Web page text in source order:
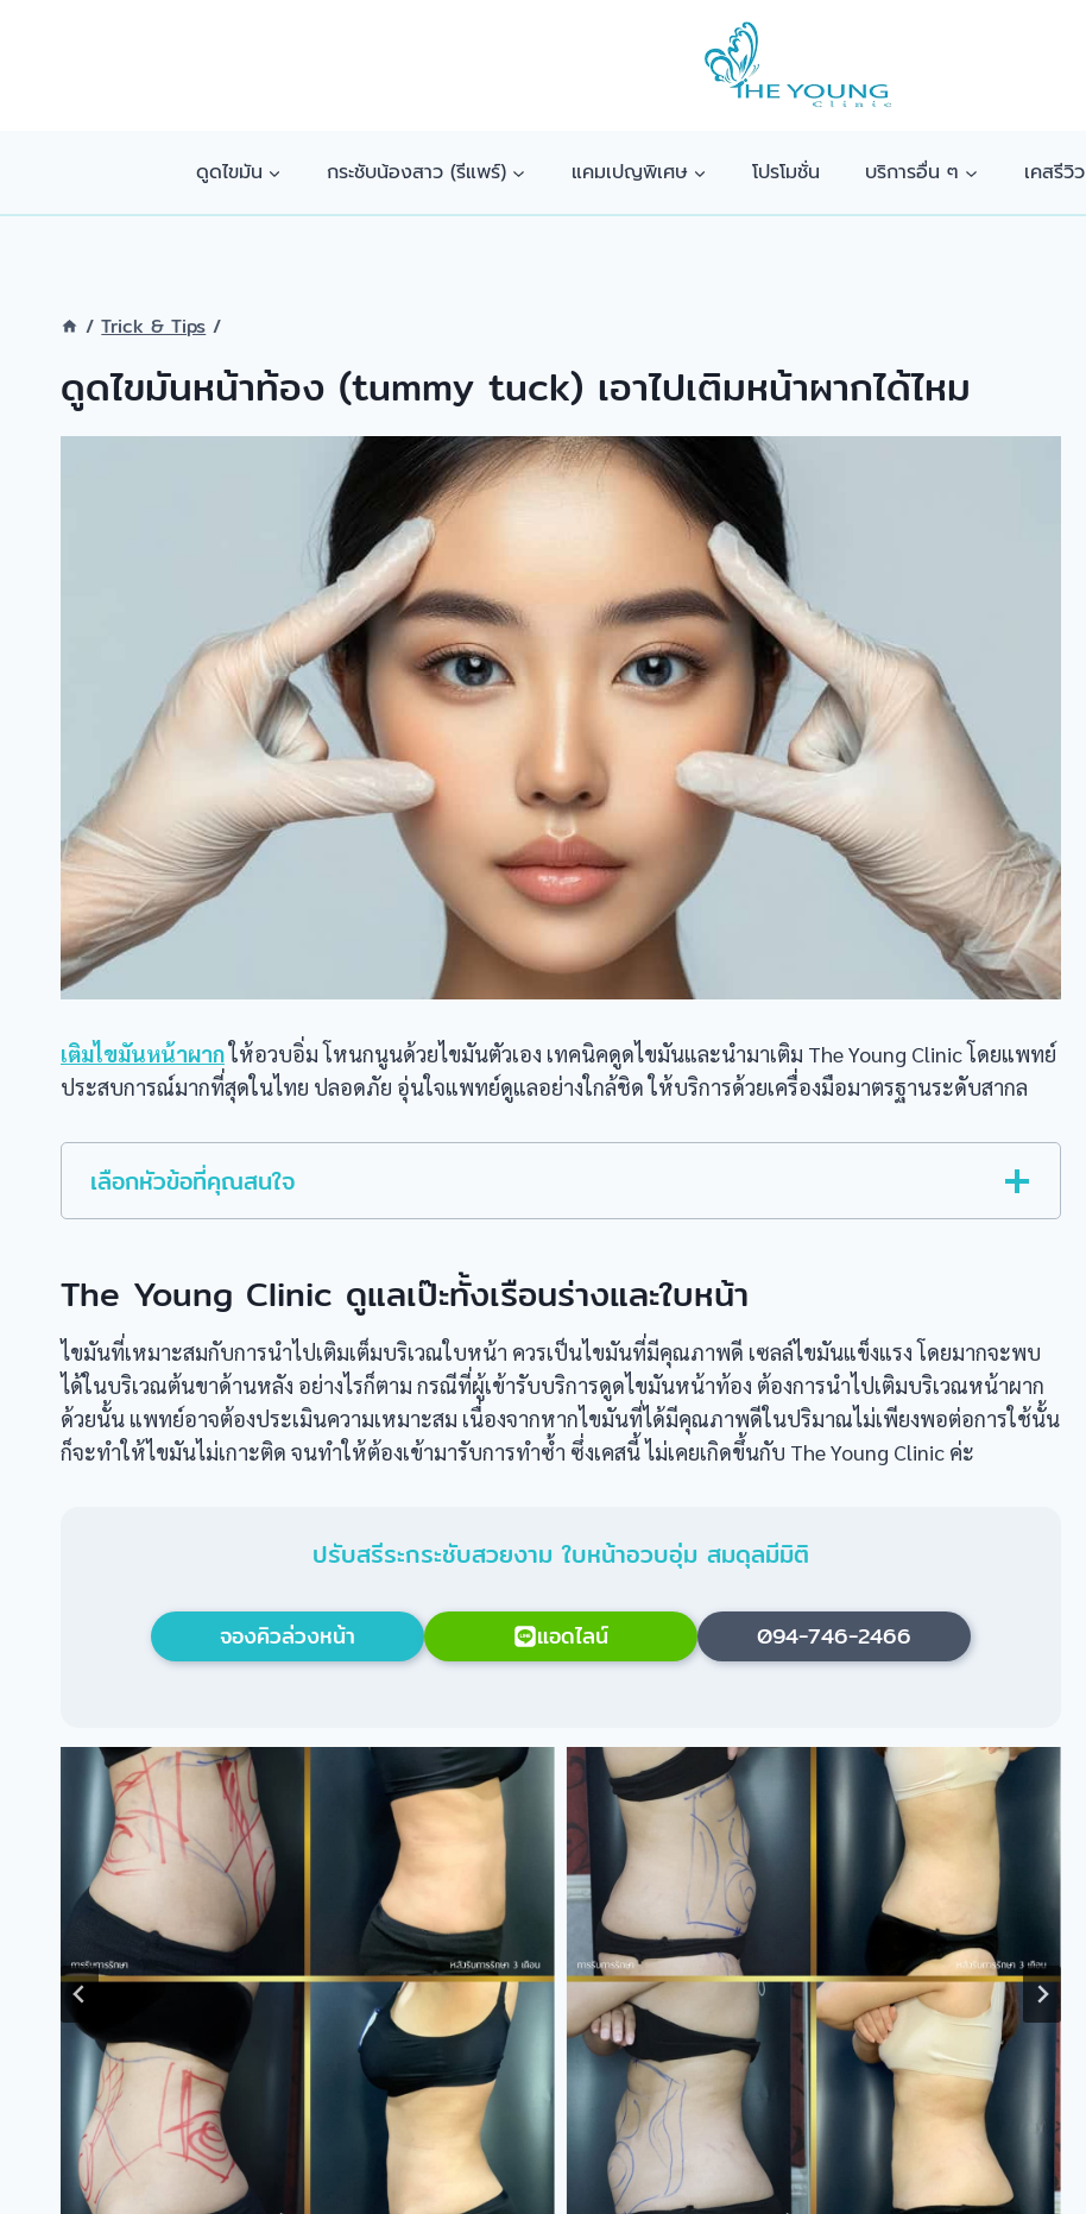
ดูดไขมัน กระชับน้องสาว (รีแพร์) แคมเปญพิเศษ โปรโมชั่น บริการอื่น ๆ เคสรีวิว
/ Trick & Tips /
ดูดไขมันหน้าท้อง (tummy tuck) เอาไปเติมหน้าผากได้ไหม
เติมไขมันหน้าผากให้อวบอิ่ม โหนกนูนด้วยไขมันตัวเอง เทคนิคดูดไขมันและนำมาเติม The Young Clinic โดยแพทย์
ประสบการณ์มากที่สุดในไทย ปลอดภัย อุ่นใจแพทย์ดูแลอย่างใกล้ชิด ให้บริการด้วยเครื่องมือมาตรฐานระดับสากล
เลือกหัวข้อที่คุณสนใจ
The Young Clinic ดูแลเป๊ะทั้งเรือนร่างและใบหน้า
ไขมันที่เหมาะสมกับการนำไปเติมเต็มบริเวณใบหน้า ควรเป็นไขมันที่มีคุณภาพดี เซลล์ไขมันแข็งแรง โดยมากจะพบ
ได้ในบริเวณต้นขาด้านหลัง อย่างไรก็ตาม กรณีที่ผู้เข้ารับบริการดูดไขมันหน้าท้อง ต้องการนำไปเติมบริเวณหน้าผาก
ด้วยนั้น แพทย์อาจต้องประเมินความเหมาะสม เนื่องจากหากไขมันที่ได้มีคุณภาพดีในปริมาณไม่เพียงพอต่อการใช้นั้น
ก็จะทำให้ไขมันไม่เกาะติด จนทำให้ต้องเข้ามารับการทำซ้ำ ซึ่งเคสนี้ ไม่เคยเกิดขึ้นกับ The Young Clinic ค่ะ
ปรับสรีระกระชับสวยงาม ใบหน้าอวบอุ่ม สมดุลมีมิติ
จองคิวล่วงหน้า แอดไลน์ 094-746-2466